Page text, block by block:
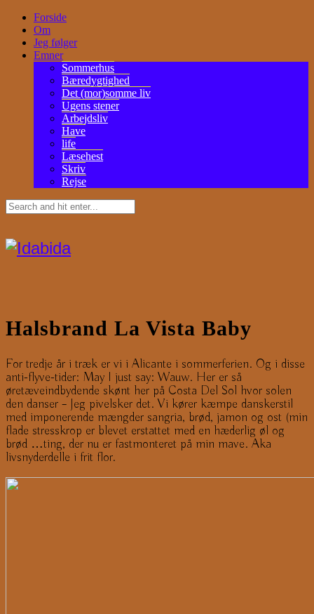
Forside
Om
Jeg følger
Emner
Sommerhus
Bæredygtighed
Det (mor)somme liv
Ugens stener
Arbejdsliv
Have
life
Læsehest
Skriv
Rejse
Halsbrand La Vista Baby
For tredje år i træk er vi i Alicante i sommerferien. Og i disse
anti-flyve-tider: May I just say: Wauw. Her er så
øretæveindbydende skønt her på Costa Del Sol hvor solen
den danser – Jeg pivelsker det. Vi kører kæmpe danskerstil
med imponerende mængder sangria, brød, jamon og ost (min
flade stresskrop er blevet erstattet med en hæderlig øl og
brød …ting, der nu er fastmonteret på min mave. Aka
livsnyderdelle i frit flor.